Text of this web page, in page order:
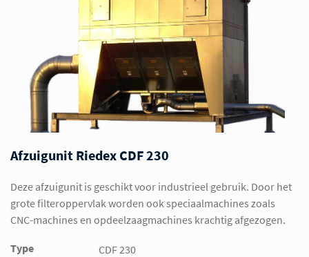
Afzuigunit Riedex CDF 230
Deze afzuigunit is geschikt voor industrieel gebruik. Door het
grote filteroppervlak worden ook speciaalmachines zoals
CNC-machines en opdeelzaagmachines krachtig afgezogen.
Type CDF 230